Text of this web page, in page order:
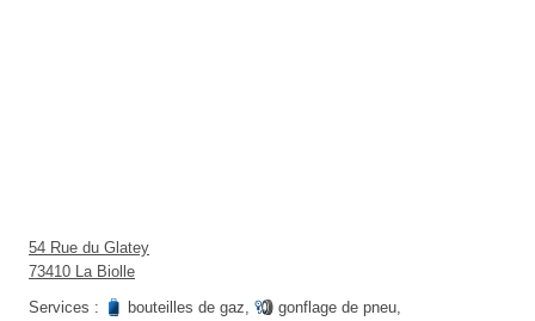
54 Rue du Glatey
73410 La Biolle
Services :
bouteilles de gaz, gonflage de pneu,